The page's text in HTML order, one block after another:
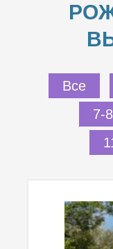
Все
7-